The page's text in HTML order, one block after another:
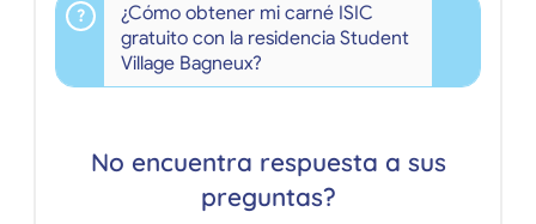
¿Cómo obtener mi carné ISIC
gratuito con la residencia Student
Village Bagneux?
No encuentra respuesta a sus
preguntas?